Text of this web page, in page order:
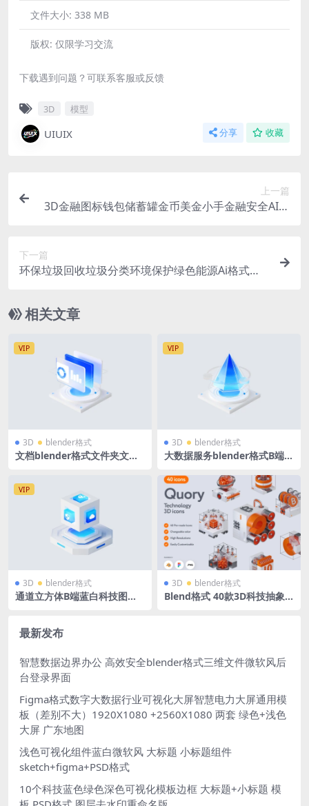
文件大小: 338 MB
版权: 仅限学习交流
下载遇到问题？可联系客服或反馈
3D 模型
UIUIX 分享 收藏
上一篇
3D金融图标钱包储蓄罐金币美金小手金融安全AI格
下一篇
环保垃圾回收垃圾分类环境保护绿色能源Ai格式矢
相关文章
VIP
3D blender格式
文档blender格式文件夹文件B
VIP
3D blender格式
大数据服务blender格式B端蓝
PNG
VIP
3D blender格式
通道立方体B端蓝白科技图标
3D blender格式
Blend格式 40款3D科技抽象
最新发布
智慧数据边界办公 高效安全blender格式三维文件微软风后
台登录界面
Figma格式数字大数据行业可视化大屏智慧电力大屏通用模
板（差别不大）1920X1080 +2560X1080 两套 绿色+浅色
大屏 广东地图
浅色可视化组件蓝白微软风 大标题 小标题组件
sketch+figma+PSD格式
10个科技蓝色绿色深色可视化模板边框 大标题+小标题 模